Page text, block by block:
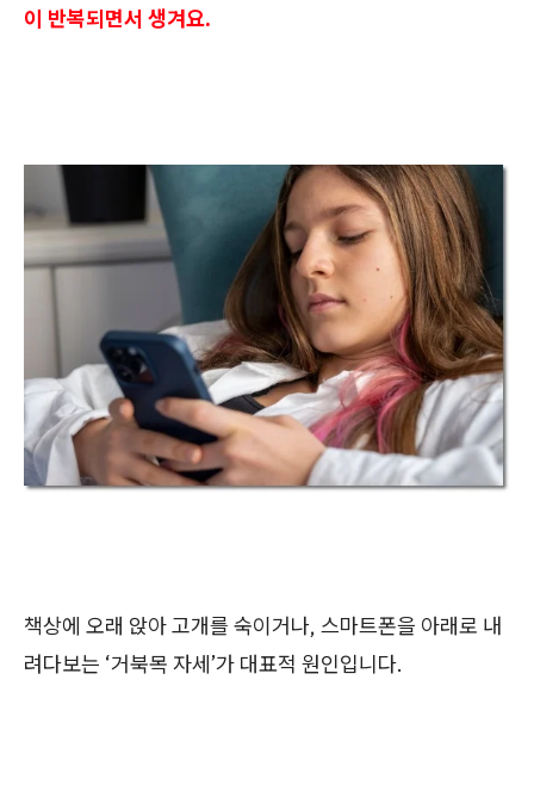
이 반복되면서 생겨요.
책상에 오래 앉아 고개를 숙이거나, 스마트폰을 아래로 내
려다보는 ‘거북목 자세’가 대표적 원인입니다.